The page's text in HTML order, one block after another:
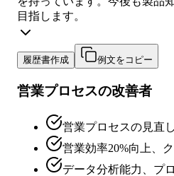
目指します。
履歴書作成 例文をコピー
営業プロセスの改善者
営業プロセスの見直
営業効率20%向上、
データ分析能力、プ